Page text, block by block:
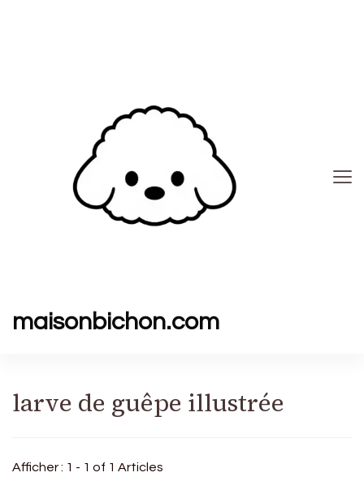
maisonbichon.com
larve de guêpe illustrée
Afficher : 1 - 1 of 1 Articles